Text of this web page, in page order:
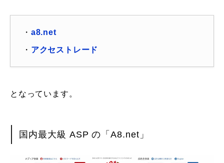
・ a8.net
・ アクセストレード
となっています。
国内最大級 ASP の「A8.net」